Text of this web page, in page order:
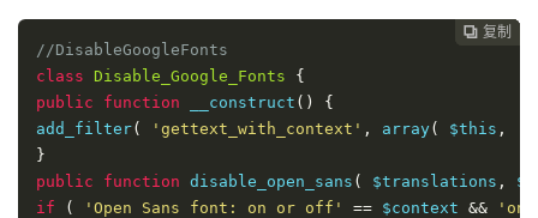
 复制
 复制
 复制
 复制
//DisableGoogleFonts
class Disable_Google_Fonts
{
public
function __construct ()
{
add_filter( 'gettext_with_context' , array( $this ,
}
public
function disable_open_sans ( $translations ,
if
( 'Open Sans font: on or off' == $context &&
'on'